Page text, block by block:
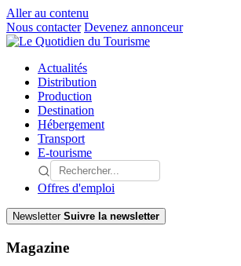
Aller au contenu
Nous contacter Devenez annonceur
Actualités
Distribution
Production
Destination
Hébergement
Transport
E-tourisme
Offres d'emploi
Newsletter Suivre la newsletter
Magazine